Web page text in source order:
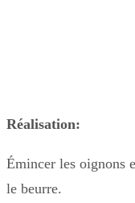
Réalisation:
Émincer les oignons
le beurre.